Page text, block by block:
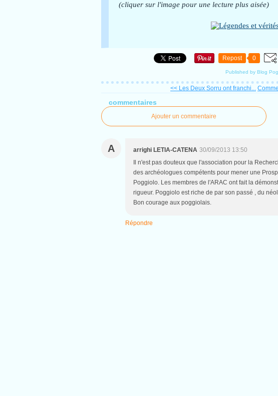
(cliquer sur l'image pour une lecture plus aisée)
Repost 0
Published by Blog
<< Les Deux Sorru ont franchi...
commentaires
Ajouter un commentaire
A arrighi LETIA-CATENA 30/09/2013 13:50
Il n'est pas douteux que l'association pour la
des archéologues compétents pour mener une
Poggiolo. Les membres de l'ARAC ont fait la
rigueur. Poggiolo est riche de par son passé , du
Bon courage aux poggiolais.
Répondre